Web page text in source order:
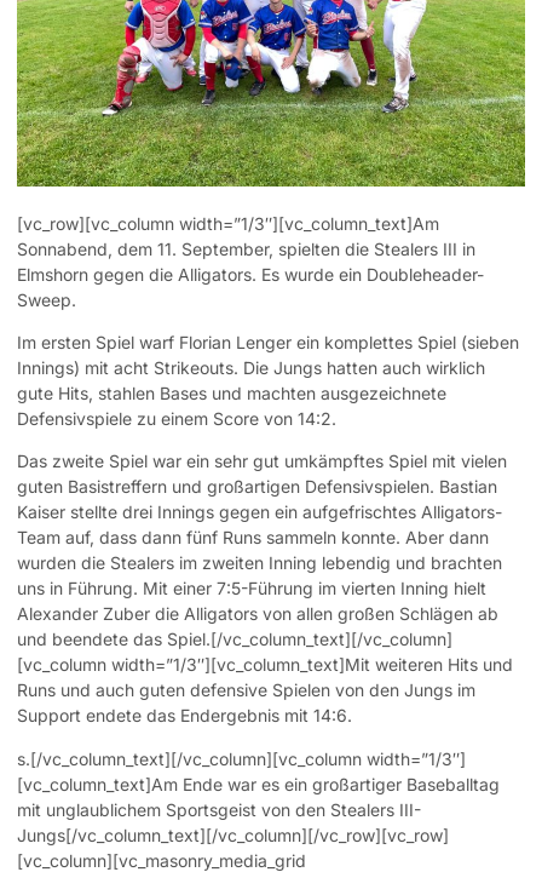
[vc_row][vc_column width=”1/3″][vc_column_text]Am
Sonnabend, dem 11. September, spielten die Stealers III in
Elmshorn gegen die Alligators. Es wurde ein Doubleheader-
Sweep.
Im ersten Spiel warf Florian Lenger ein komplettes Spiel (sieben
Innings) mit acht Strikeouts. Die Jungs hatten auch wirklich
gute Hits, stahlen Bases und machten ausgezeichnete
Defensivspiele zu einem Score von 14:2.
Das zweite Spiel war ein sehr gut umkämpftes Spiel mit vielen
guten Basistreffern und großartigen Defensivspielen. Bastian
Kaiser stellte drei Innings gegen ein aufgefrischtes Alligators-
Team auf, dass dann fünf Runs sammeln konnte. Aber dann
wurden die Stealers im zweiten Inning lebendig und brachten
uns in Führung. Mit einer 7:5-Führung im vierten Inning hielt
Alexander Zuber die Alligators von allen großen Schlägen ab
und beendete das Spiel.[/vc_column_text][/vc_column]
[vc_column width=”1/3″][vc_column_text]Mit weiteren Hits und
Runs und auch guten defensive Spielen von den Jungs im
Support endete das Endergebnis mit 14:6.
s.[/vc_column_text][/vc_column][vc_column width=”1/3″]
[vc_column_text]Am Ende war es ein großartiger Baseballtag
mit unglaublichem Sportsgeist von den Stealers III-
Jungs[/vc_column_text][/vc_column][/vc_row][vc_row]
[vc_column][vc_masonry_media_grid